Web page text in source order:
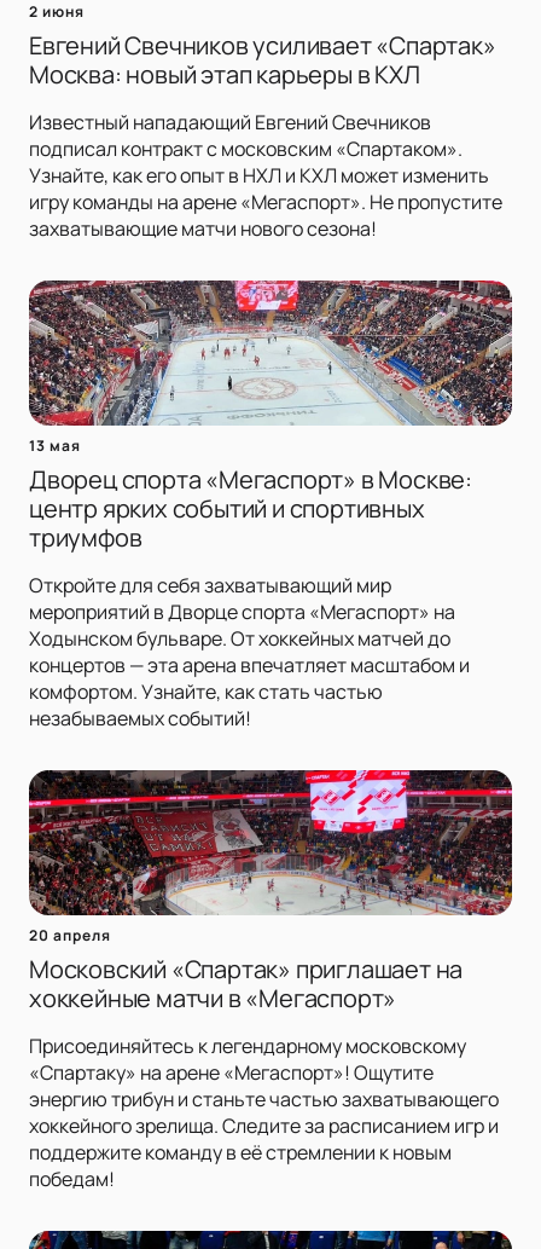
2 июня
Евгений Свечников усиливает «Спартак»
Москва: новый этап карьеры в КХЛ
Известный нападающий Евгений Свечников
подписал контракт с московским «Спартаком».
Узнайте, как его опыт в НХЛ и КХЛ может изменить
игру команды на арене «Мегаспорт». Не пропустите
захватывающие матчи нового сезона!
13 мая
Дворец спорта «Мегаспорт» в Москве:
центр ярких событий и спортивных
триумфов
Откройте для себя захватывающий мир
мероприятий в Дворце спорта «Мегаспорт» на
Ходынском бульваре. От хоккейных матчей до
концертов — эта арена впечатляет масштабом и
комфортом. Узнайте, как стать частью
незабываемых событий!
20 апреля
Московский «Спартак» приглашает на
хоккейные матчи в «Мегаспорт»
Присоединяйтесь к легендарному московскому
«Спартаку» на арене «Мегаспорт»! Ощутите
энергию трибун и станьте частью захватывающего
хоккейного зрелища. Следите за расписанием игр и
поддержите команду в её стремлении к новым
победам!